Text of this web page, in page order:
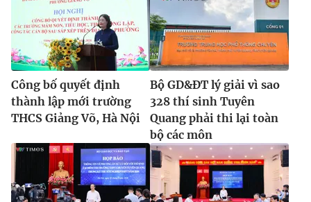
Công bố quyết định
thành lập mới trường
THCS Giảng Võ, Hà Nội
Bộ GD&ĐT lý giải vì sao
328 thí sinh Tuyên
Quang phải thi lại toàn
bộ các môn